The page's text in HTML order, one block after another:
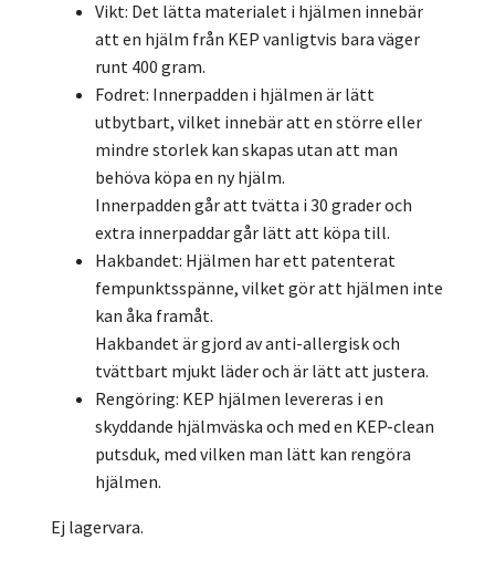
Vikt: Det lätta materialet i hjälmen innebär
att en hjälm från KEP vanligtvis bara väger
runt 400 gram.
Fodret: Innerpadden i hjälmen är lätt
utbytbart, vilket innebär att en större eller
mindre storlek kan skapas utan att man
behöva köpa en ny hjälm.
Innerpadden går att tvätta i 30 grader och
extra innerpaddar går lätt att köpa till.
Hakbandet: Hjälmen har ett patenterat
fempunktsspänne, vilket gör att hjälmen inte
kan åka framåt.
Hakbandet är gjord av anti-allergisk och
tvättbart mjukt läder och är lätt att justera.
Rengöring: KEP hjälmen levereras i en
skyddande hjälmväska och med en KEP-clean
putsduk, med vilken man lätt kan rengöra
hjälmen.
Ej lagervara.